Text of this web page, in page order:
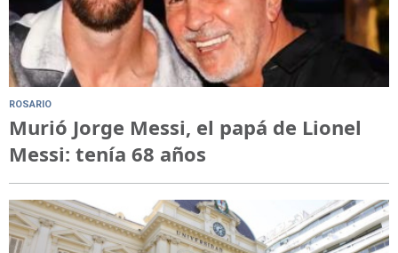
ROSARIO
Murió Jorge Messi, el papá de Lionel
Messi: tenía 68 años